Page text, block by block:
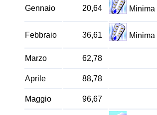
Gennaio 20,64
Febbraio 36,61
Marzo 62,78
Aprile 88,78
Maggio 96,67